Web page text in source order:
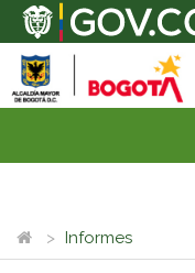
Informes